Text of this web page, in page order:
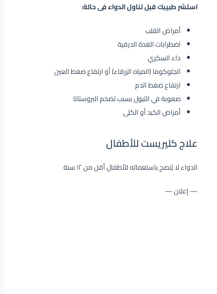
استشر طبيبك قبل تناول الدواء فى حالة:
أمراض القلب
اضطرابات الغدة الدرقية
داء السكري
الجلوكوما (المياه الزرقاء) أو ارتفاع ضغط العين
ارتفاع ضغط الدم
صعوبة في التبول بسبب تضخم البروستاتا
أمراض الكبد أو الكلى
علاج كليريست للأطفال
الدواء لا يُنصح باستعماله للأطفال أقل من ١٢ سنة
— إعلان —